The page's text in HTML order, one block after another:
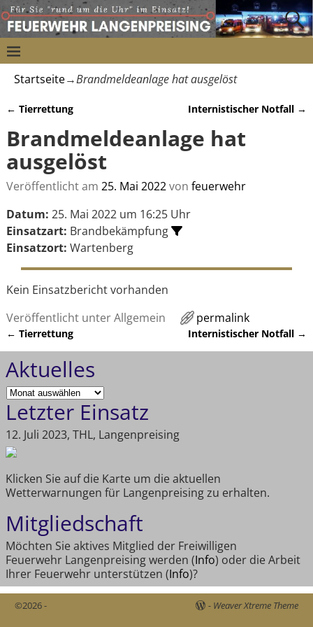
Startseite→Brandmeldeanlage hat ausgelöst
← Tierrettung Internistischer Notfall →
Brandmeldeanlage hat
ausgelöst
Veröffentlicht am 25. Mai 2022von feuerwehr
Datum: 25. Mai 2022 um 16:25 Uhr
Einsatzart: Brandbekämpfung
Einsatzort: Wartenberg
Kein Einsatzbericht vorhanden
Veröffentlicht unterAllgemein permalink
Artikelnavigation
← Tierrettung Internistischer Notfall →
Aktuelles
Letzter Einsatz
12. Juli 2023, THL, Langenpreising
Klicken Sie auf die Karte um die aktuellen
Wetterwarnungen für Langenpreising zu erhalten.
Mitgliedschaft
Möchten Sie aktives Mitglied der Freiwilligen
Feuerwehr Langenpreising werden (Info) oder die Arbeit
Ihrer Feuerwehr unterstützen (Info)?
©2026 - - Weaver Xtreme Theme